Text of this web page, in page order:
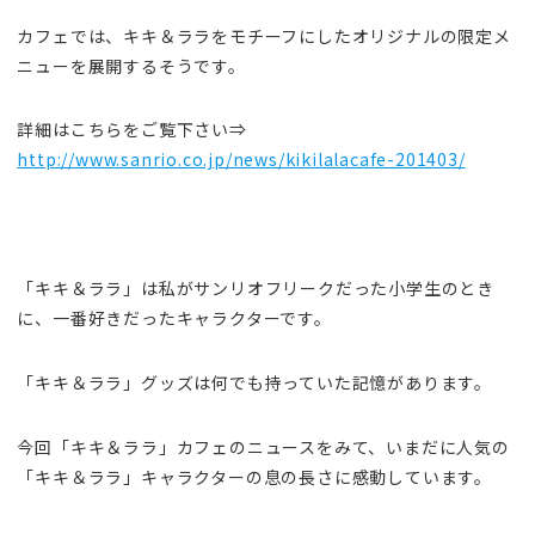
カフェでは、キキ＆ララをモチーフにしたオリジナルの限定メ
ニューを展開するそうです。
詳細はこちらをご覧下さい⇒
http://www.sanrio.co.jp/news/kikilalacafe-201403/
「キキ＆ララ」は私がサンリオフリークだった小学生のとき
に、一番好きだったキャラクターです。
「キキ＆ララ」グッズは何でも持っていた記憶があります。
今回「キキ＆ララ」カフェのニュースをみて、いまだに人気の
「キキ＆ララ」キャラクターの息の長さに感動しています。